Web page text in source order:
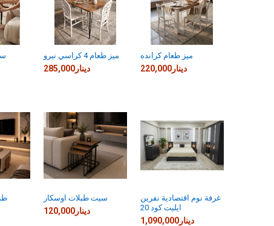
ميز طعام 4 كراسي نيرو
285,000دينار
ميز طعام كرانده
220,000دينار
سيت طبلات اوسكار
120,000دينار
غرفة نوم اقتصادية نفرين
ايليت كود 20
1,090,000دينار